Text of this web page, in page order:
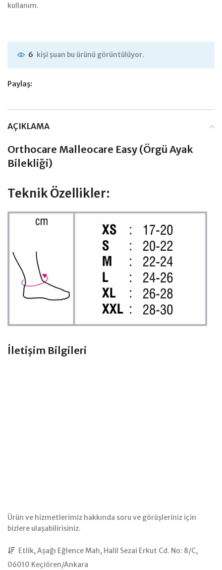
kullanım.
6 kişi şuan bu ürünü görüntülüyor.
Paylaş:
AÇIKLAMA
Orthocare Malleocare Easy (Örgü Ayak
Bilekliği)
Teknik Özellikler:
İletişim Bilgileri
Ürün ve hizmetlerimiz hakkında soru ve görüşleriniz için
bizlere ulaşabilirisiniz.
Etlik, Aşağı Eğlence Mah, Halil Sezai Erkut Cd. No: 8/C,
06010 Keçiören/Ankara